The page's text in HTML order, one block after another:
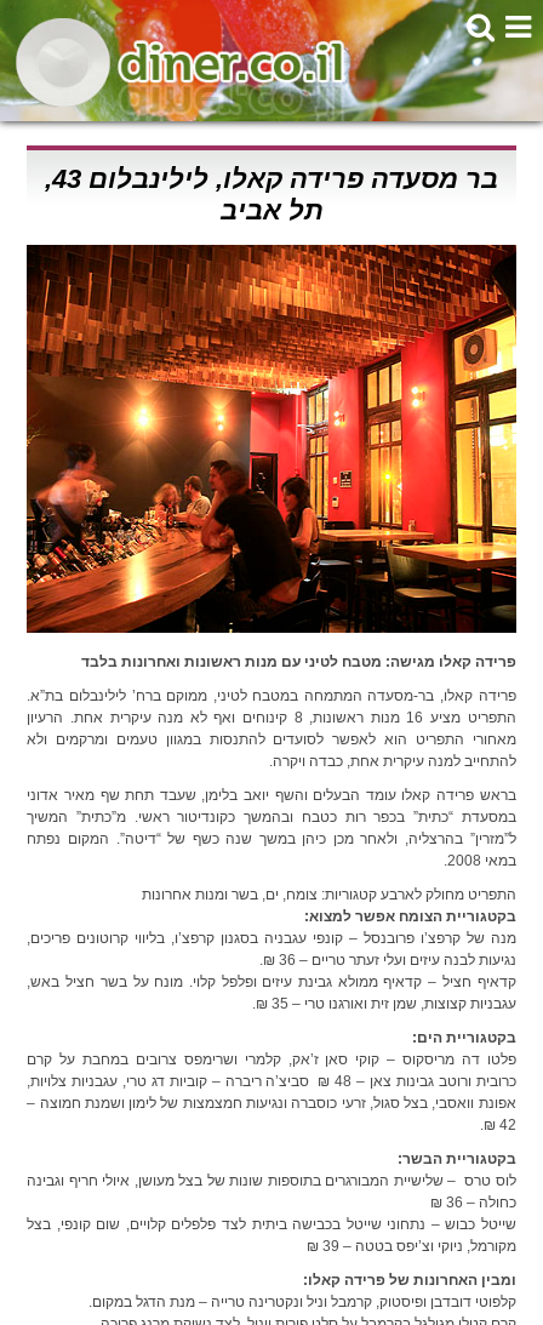
בר מסעדה פרידה קאלו, לילינבלום 43,
תל אביב
פרידה קאלו מגישה: מטבח לטיני עם מנות ראשונות ואחרונות בלבד
פרידה קאלו, בר-מסעדה המתמחה במטבח לטיני, ממוקם ברח’ לילינבלום בת”א.
התפריט מציע 16 מנות ראשונות, 8 קינוחים ואף לא מנה עיקרית אחת. הרעיון
מאחורי התפריט הוא לאפשר לסועדים להתנסות במגוון טעמים ומרקמים ולא
להתחייב למנה עיקרית אחת, כבדה ויקרה.
בראש פרידה קאלו עומד הבעלים והשף יואב בלימן, שעבד תחת שף מאיר אדוני
במסעדת “כתית” בכפר רות כטבח ובהמשך כקונדיטור ראשי. מ”כתית” המשיך
ל”מזרין” בהרצליה, ולאחר מכן כיהן במשך שנה כשף של “דיטה”. המקום נפתח
במאי 2008.
התפריט מחולק לארבע קטגוריות: צומח, ים, בשר ומנות אחרונות
בקטגוריית הצומח אפשר למצוא:
מנה של קרפצ’ו פרובנסל – קונפי עגבניה בסגנון קרפצ’ו, בליווי קרוטונים פריכים,
נגיעות לבנה עיזים ועלי זעתר טריים – 36 ₪.
קדאיף חציל – קדאיף ממולא גבינת עיזים ופלפל קלוי. מונח על בשר חציל באש,
עגבניות קצוצות, שמן זית ואורגנו טרי – 35 ₪.
בקטגוריית הים:
פלטו דה מריסקוס – קוקי סאן ז’אק, קלמרי ושרימפס צרובים במחבת על קרם
כרובית ורוטב גבינות צאן – 48 ₪ סביצ’ה ריברה – קוביות דג טרי, עגבניות צלויות,
אפונת וואסבי, בצל סגול, זרעי כוסברה ונגיעות חמצמצות של לימון ושמנת חמוצה –
42 ₪.
בקטגוריית הבשר:
לוס טרס – שלישיית המבורגרים בתוספות שונות של בצל מעושן, איולי חריף וגבינה
כחולה – 36 ₪
שייטל כבוש – נתחוני שייטל בכבישה ביתית לצד פלפלים קלויים, שום קונפי, בצל
מקורמל, ניוקי וצ’יפס בטטה – 39 ₪
ומבין האחרונות של פרידה קאלו:
קלפוטי דובדבן ופיסטוק, קרמבל וניל ונקטרינה טרייה – מנת הדגל במקום.